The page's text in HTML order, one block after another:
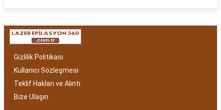
Gizlilik Politikası
Kullanıcı Sözleşmesi
Teklif Hakları ve Alıntı
Bize Ulaşın